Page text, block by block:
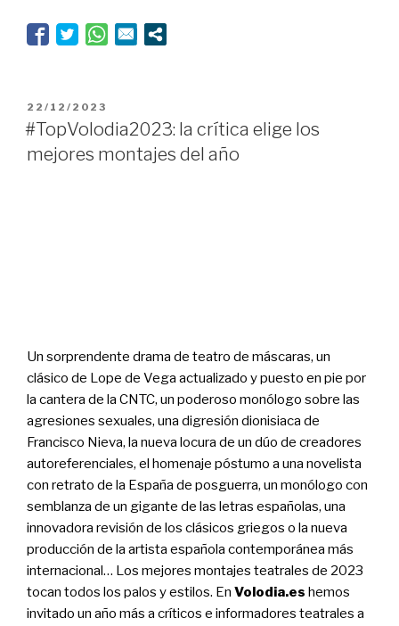
PUBLICADO
EL
22/12/2023
#TopVolodia2023: la crítica elige los
mejores montajes del año
Un sorprendente drama de teatro de máscaras, un
clásico de Lope de Vega actualizado y puesto en pie por
la cantera de la CNTC, un poderoso monólogo sobre las
agresiones sexuales, una digresión dionisiaca de
Francisco Nieva, la nueva locura de un dúo de creadores
autoreferenciales, el homenaje póstumo a una novelista
con retrato de la España de posguerra, un monólogo con
semblanza de un gigante de las letras españolas, una
innovadora revisión de los clásicos griegos o la nueva
producción de la artista española contemporánea más
internacional… Los mejores montajes teatrales de 2023
tocan todos los palos y estilos. En Volodia.es hemos
invitado un año más a críticos e informadores teatrales a